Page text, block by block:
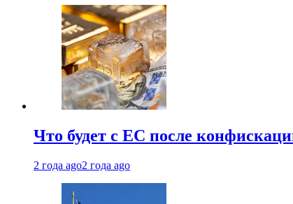
Что будет с ЕС после
2 года ago2 года ago